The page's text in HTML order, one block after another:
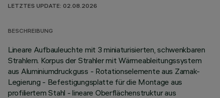
LETZTES UPDATE: 02.08.2026
BESCHREIBUNG
Lineare Aufbauleuchte mit 3 miniaturisierten, schwenkbaren
Strahlern. Korpus der Strahler mit Wärmeableitungssystem
aus Aluminiumdruckguss - Rotationselemente aus Zamak-
Legierung - Befestigungsplatte für die Montage aus
profiliertem Stahl - lineare Oberflächenstruktur aus